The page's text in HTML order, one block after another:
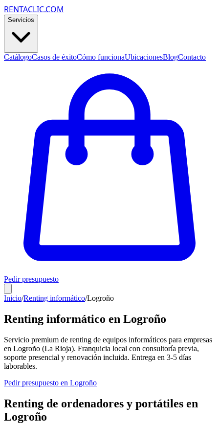
RENTACLIC.COM
Servicios
CatálogoCasos de éxitoCómo funcionaUbicacionesBlogContacto
Pedir presupuesto
Inicio/Renting informático/Logroño
Renting informático en Logroño
Servicio premium de renting de equipos informáticos para empresas
en Logroño (La Rioja). Franquicia local con consultoría previa,
soporte presencial y renovación incluida. Entrega en 3-5 días
laborables.
Pedir presupuesto en Logroño
Renting de ordenadores y portátiles en
Logroño